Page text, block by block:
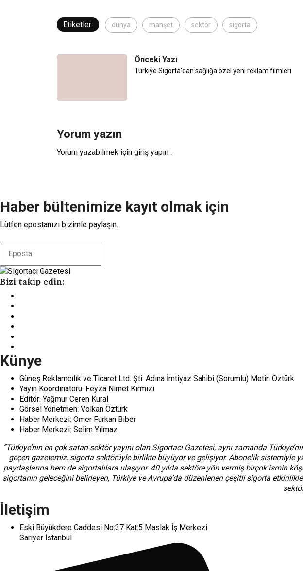
Etiketler: dünya manşet sektör sigorta
Önceki Yazı
Türkiye Sigorta’dan sağlığa özel yeni reklam filmleri
Yorum yazın
Yorum yazabilmek için giriş yapın .
Haber bültenimize kayıt olmak için
Lütfen epostanızı bizimle paylaşın.
Bizi takip edin:
Künye
Güneş Reklamcılık ve Ticaret Ltd. Şti. Adına İmtiyaz Sahibi (Sorumlu) Metin Öztürk
Yayın Koordinatörü: Feyza Nimet Kırmızı
Editör: Yağmur Ceren Kural
Görsel Yönetmen: Volkan Öztürk
Haber Merkezi: Ömer Furkan Biber
Haber Merkezi: Selim Yılmaz
“Türkiye’nin en çok satan sektör yayını olan Sigortacı Gazetesi, aynı zamanda
geçen gazetemiz, sigorta sektörüyle birlikte büyüyor ve gelişiyor. Abonelik sistemiyle
paydaşlarına hem de sigortalılara ulaşıyor. 40 yılda sektöre yön vermiş birçok ismin
sigortanın geleceğini belirleyen, Türkiye ve Avrupa’da düzenlenen çeşitli sigorta
İletişim
Eski Büyükdere Caddesi No:37 Kat:5 Maslak İş Merkezi
Sarıyer İstanbul